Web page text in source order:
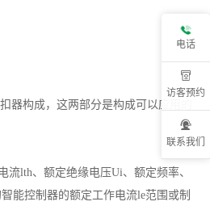
器构成，这两部分是构成可以应用的
流lth、额定绝缘电压Ui、额定频率、
能控制器的额定工作电流le范围或制
电话
访客预约
联系我们